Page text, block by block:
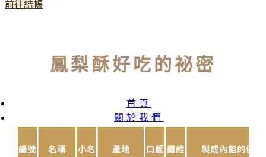
前往結帳
鳳梨酥好吃的祕密
首頁
關於我們
編號 名稱 小名 產地 口感 纖維 製成內餡的優點